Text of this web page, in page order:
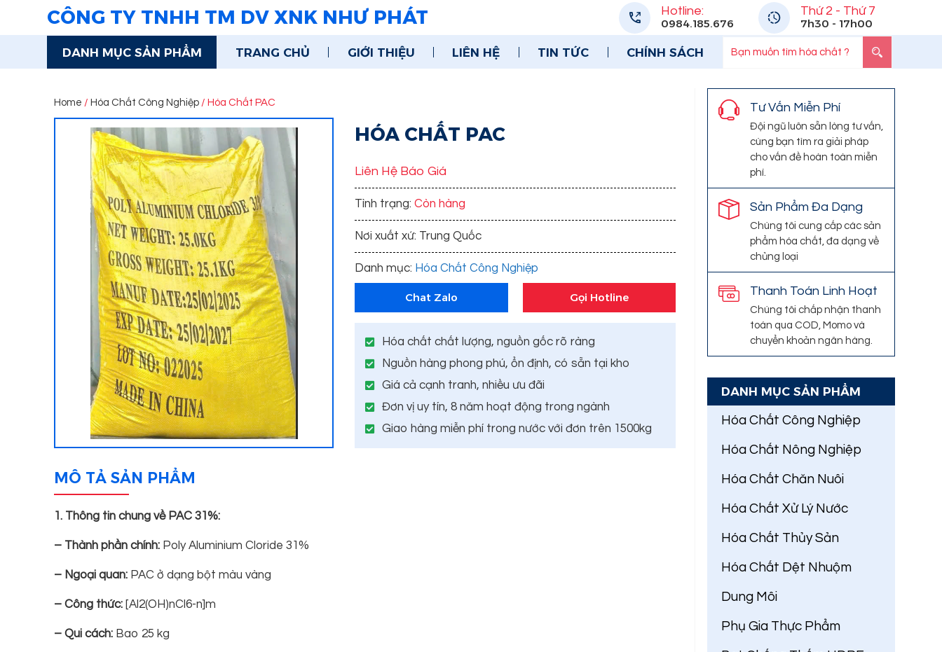
CÔNG TY TNHH TM DV XNK NHƯ PHÁT
Hotline:
0984.185.676
Thứ 2 - Thứ 7
7h30 - 17h00
DANH MỤC SẢN PHẨM TRANG CHỦ GIỚI THIỆU LIÊN HỆ TIN TỨC CHÍNH SÁCH
Home / Hóa Chất Công Nghiệp / Hóa Chất PAC
HÓA CHẤT PAC
Liên Hệ Báo Giá
Tình trạng: Còn hàng
Nơi xuất xứ: Trung Quốc
Danh mục: Hóa Chất Công Nghiệp
Chat Zalo Gọi Hotline
Hóa chất chất lượng, nguồn gốc rõ ràng
Nguồn hàng phong phú, ổn định, có sẵn tại kho
Giá cả cạnh tranh, nhiều ưu đãi
Đơn vị uy tín, 8 năm hoạt động trong ngành
Giao hàng miễn phí trong nước với đơn trên 1500kg
MÔ TẢ SẢN PHẨM
1. Thông tin chung về PAC 31%:
– Thành phần chính: Poly Aluminium Cloride 31%
– Ngoại quan: PAC ở dạng bột màu vàng
– Công thức: [Al2(OH)nCl6-n]m
– Qui cách: Bao 25 kg
Tư Vấn Miễn Phí
Đội ngũ luôn sẵn lòng tư vấn,
cùng bạn tìm ra giải pháp
cho vấn đề hoàn toàn miễn
phí.
Sản Phẩm Đa Dạng
Chúng tôi cung cấp các sản
phẩm hóa chất, đa dạng về
chủng loại
Thanh Toán Linh Hoạt
Chúng tôi chấp nhận thanh
toán qua COD, Momo và
chuyển khoản ngân hàng.
DANH MỤC SẢN PHẨM
Hóa Chất Công Nghiệp
Hóa Chất Nông Nghiệp
Hóa Chất Chăn Nuôi
Hóa Chất Xử Lý Nước
Hóa Chất Thủy Sản
Hóa Chất Dệt Nhuộm
Dung Môi
Phụ Gia Thực Phẩm